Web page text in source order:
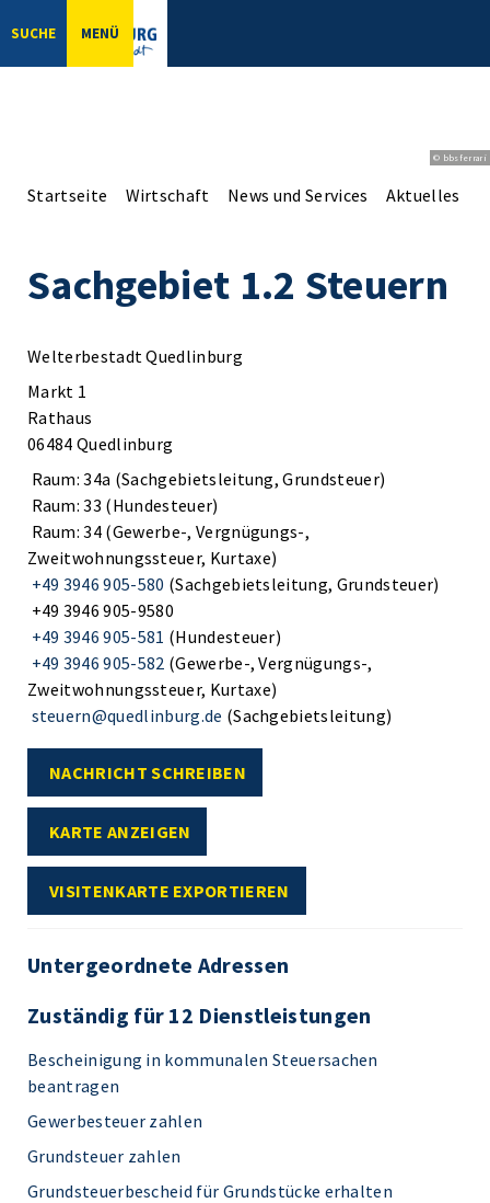
SUCHE MENÜ
© bbsferrari
Startseite Wirtschaft News und Services Aktuelles
Sachgebiet 1.2 Steuern
Welterbestadt Quedlinburg
Markt 1
Rathaus
06484 Quedlinburg
Raum: 34a (Sachgebietsleitung, Grundsteuer)
Raum: 33 (Hundesteuer)
Raum: 34 (Gewerbe-, Vergnügungs-,
Zweitwohnungssteuer, Kurtaxe)
+49 3946 905-580 (Sachgebietsleitung, Grundsteuer)
+49 3946 905-9580
+49 3946 905-581 (Hundesteuer)
+49 3946 905-582 (Gewerbe-, Vergnügungs-,
Zweitwohnungssteuer, Kurtaxe)
steuern@quedlinburg.de (Sachgebietsleitung)
NACHRICHT SCHREIBEN
KARTE ANZEIGEN
VISITENKARTE EXPORTIEREN
Untergeordnete Adressen
Zuständig für 12 Dienstleistungen
Bescheinigung in kommunalen Steuersachen
beantragen
Gewerbesteuer zahlen
Grundsteuer zahlen
Grundsteuerbescheid für Grundstücke erhalten